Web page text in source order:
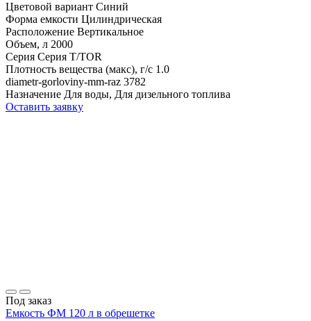
Цветовой вариант Синий
Форма емкости Цилиндрическая
Расположение Вертикальное
Объем, л 2000
Серия Серия T/TOR
Плотность вещества (макс), г/с 1.0
diametr-gorloviny-mm-raz 3782
Назначение Для воды, Для дизельного топлива
Оставить заявку
Под заказ
Емкость ФМ 120 л в обрешетке